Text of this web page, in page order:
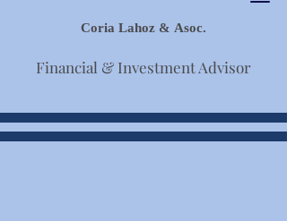
Coria Lahoz & Asoc.
Financial & Investment Advisor